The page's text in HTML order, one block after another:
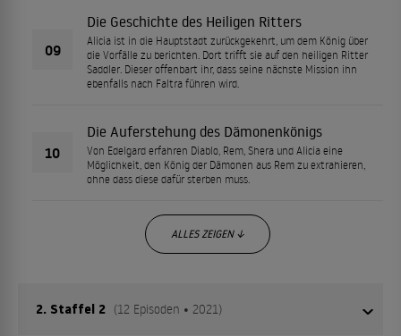
09
Die Geschichte des Heiligen Ritters
Alicia ist in die Hauptstadt zurückgekehrt, um dem König über
die Vorfälle zu berichten. Dort trifft sie auf den heiligen Ritter
Saddler. Dieser offenbart ihr, dass seine nächste Mission ihn
ebenfalls nach Faltra führen wird.
10
Die Auferstehung des Dämonenkönigs
Von Edelgard erfahren Diablo, Rem, Shera und Alicia eine
Möglichkeit, den König der Dämonen aus Rem zu extrahieren,
ohne dass diese dafür sterben muss.
ALLES ZEIGEN ↓
2. Staffel 2 (12 Episoden • 2021)